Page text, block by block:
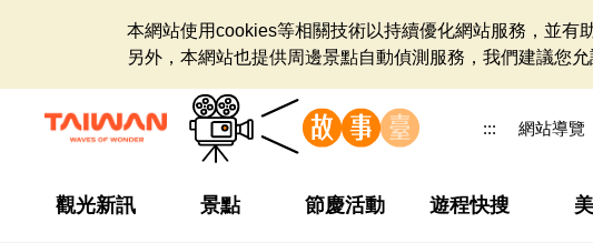
本網站使用cookies等相關技術以持續優化網站服務，並有
另外，本網站也提供周邊景點自動偵測服務，我們建議您
::: 網站導覽
觀光新訊 景點 節慶活動 遊程快搜